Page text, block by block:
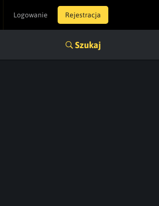
Logowanie Rejestracja
Szukaj